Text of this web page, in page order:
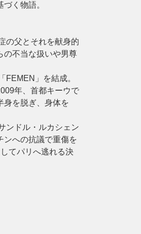
く物語。
の父とそれを献身的
の不当な扱いや男尊
FEMEN」を結成。
年、首都キーウで
身を脱ぎ、身体を
ンドル・ルカシェン
ンへの抗議で重傷を
てパリへ逃れる決